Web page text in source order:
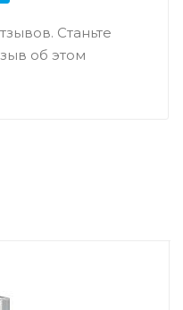
Станьте
об этом